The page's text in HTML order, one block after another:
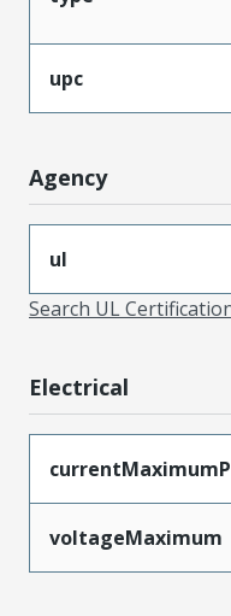
upc
Agency
ul
Search UL
Electrical
voltageMaximum